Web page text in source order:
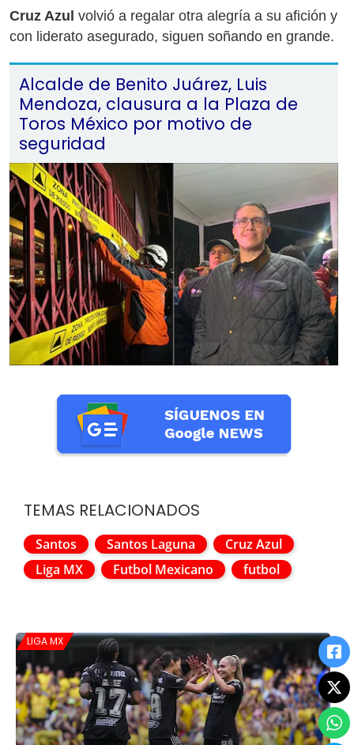
Cruz Azul volvió a regalar otra alegría a su afición y
con liderato asegurado, siguen soñando en grande.
Alcalde de Benito Juárez, Luis
Mendoza, clausura a la Plaza de
Toros México por motivo de
seguridad
TEMAS RELACIONADOS
Santos Santos Laguna
Cruz Azul
Liga MX
Futbol Mexicano futbol
LIGA MX